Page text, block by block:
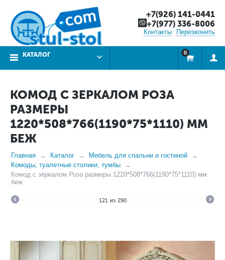
+7(926) 141-0441
+7(977) 336-8006
Контакты Перезвонить
КАТАЛОГ 0
КОМОД С ЗЕРКАЛОМ РОЗА
РАЗМЕРЫ
1220*508*766(1190*75*1110) ММ
БЕЖ
Главная Каталог
Мебель для спальни и гостиной
Комоды, туалетные столики, тумбы
Комод с зеркалом Роза размеры 1220*508*766(1190*75*1110) мм
беж
121 из 290